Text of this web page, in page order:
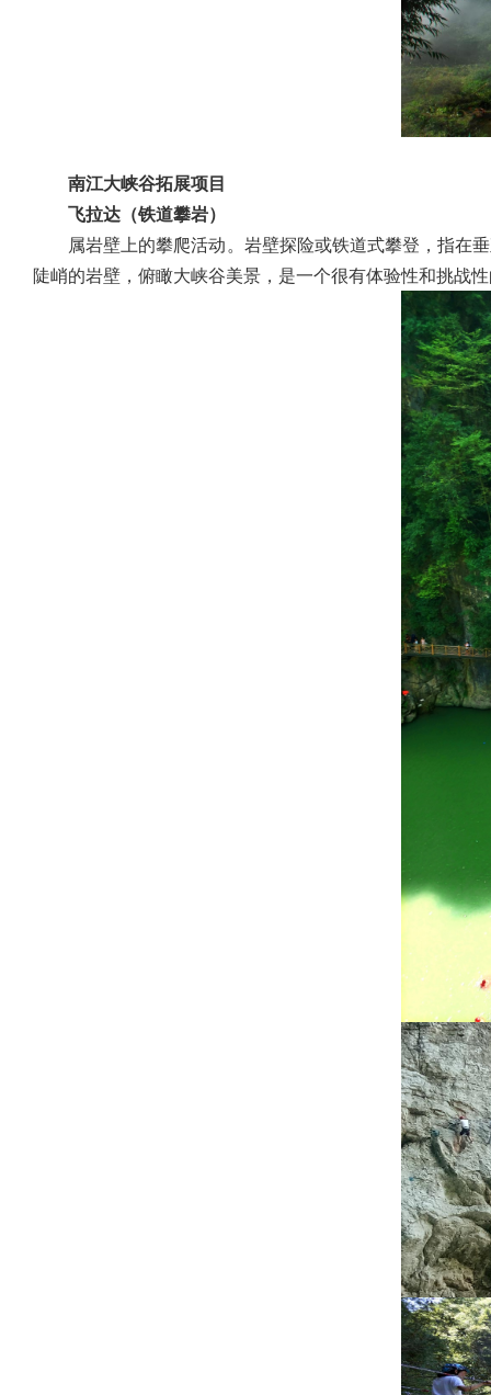
南江大峡谷拓展项目
飞拉达（铁道攀岩）
属岩壁上的攀爬活动。岩壁探险或铁道式攀登，指在
陡峭的岩壁，俯瞰大峡谷美景，是一个很有体验性和挑战